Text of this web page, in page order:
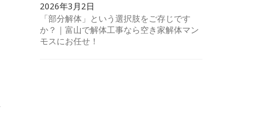
2026年3月2日
「部分解体」という選択肢をご存じです
か？｜富山で解体工事なら空き家解体マン
モスにお任せ！